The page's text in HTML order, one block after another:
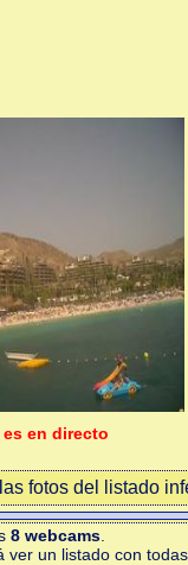
es en directo
fotos del listado
8 webcams
un listado con